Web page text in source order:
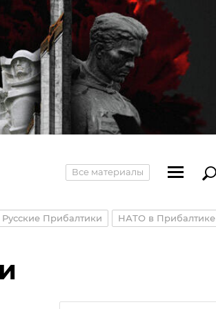
Все материалы
Русские Прибалтики НАТО в Прибалтике